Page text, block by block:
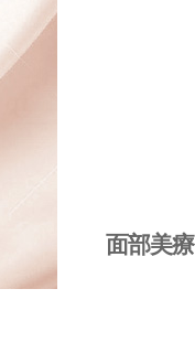
面部美療